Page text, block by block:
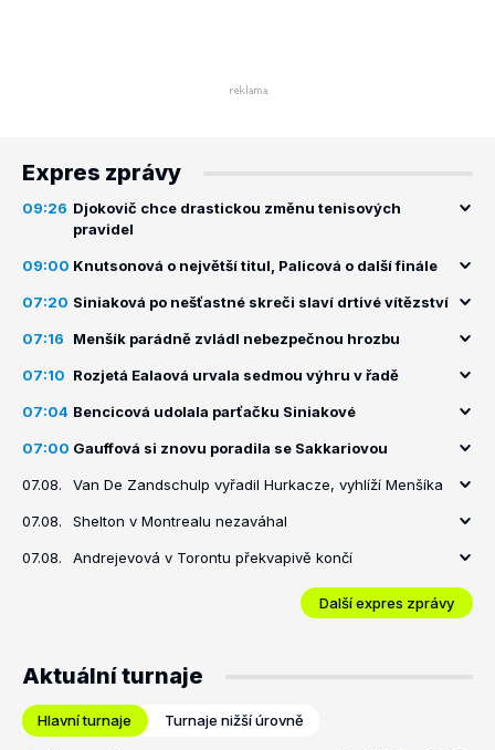
Expres zprávy
09:26 Djokovič chce drastickou změnu tenisových
pravidel
09:00 Knutsonová o největší titul, Palicová o další finále
07:20 Siniaková po nešťastné skreči slaví drtivé vítězství
07:16 Menšík parádně zvládl nebezpečnou hrozbu
07:10 Rozjetá Ealaová urvala sedmou výhru v řadě
07:04 Bencicová udolala parťačku Siniakové
07:00 Gauffová si znovu poradila se Sakkariovou
07.08. Van De Zandschulp vyřadil Hurkacze, vyhlíží Menšíka
07.08. Shelton v Montrealu nezaváhal
07.08. Andrejevová v Torontu překvapivě končí
Další expres zprávy
Aktuální turnaje
Hlavní turnaje Turnaje nižší úrovně